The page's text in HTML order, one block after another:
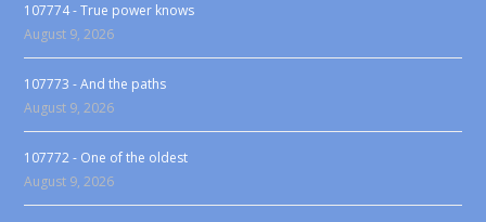
107774 - True power knows
August 9, 2026
107773 - And the paths
August 9, 2026
107772 - One of the oldest
August 9, 2026